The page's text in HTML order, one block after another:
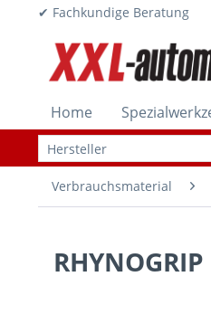
✔ Fachkundige
Home
Verbrauchsmaterial